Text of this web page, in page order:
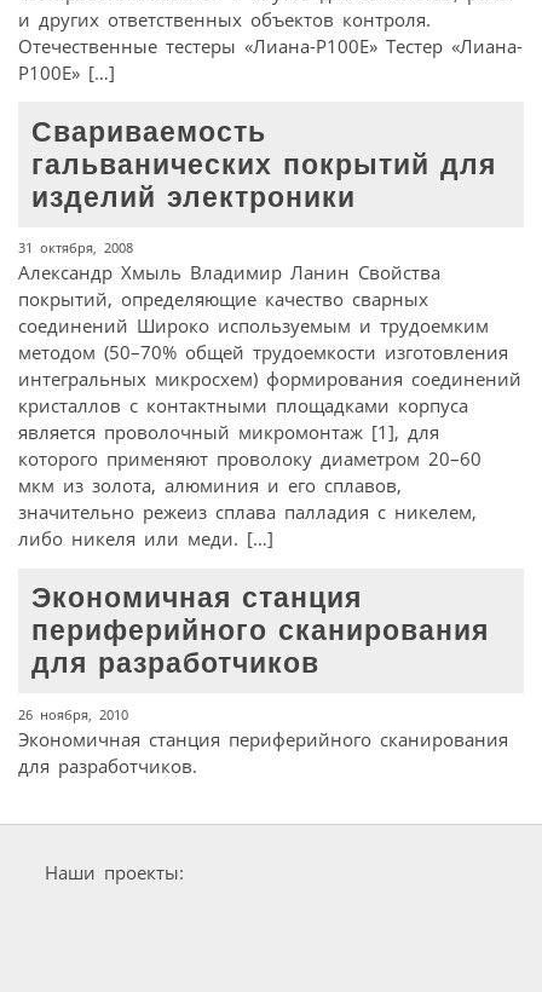
и других ответственных объектов контроля.
Отечественные тестеры «Лиана-Р100Е» Тестер «Лиана-
Р100Е» […]
Свариваемость
гальванических покрытий для
изделий электроники
31 октября, 2008
Александр Хмыль Владимир Ланин Свойства
покрытий, определяющие качество сварных
соединений Широко используемым и трудоемким
методом (50–70% общей трудоемкости изготовления
интегральных микросхем) формирования соединений
кристаллов с контактными площадками корпуса
является проволочный микромонтаж [1], для
которого применяют проволоку диаметром 20–60
мкм из золота, алюминия и его сплавов,
значительно режеиз сплава палладия с никелем,
либо никеля или меди. […]
Экономичная станция
периферийного сканирования
для разработчиков
26 ноября, 2010
Экономичная станция периферийного сканирования
для разработчиков.
Наши проекты: